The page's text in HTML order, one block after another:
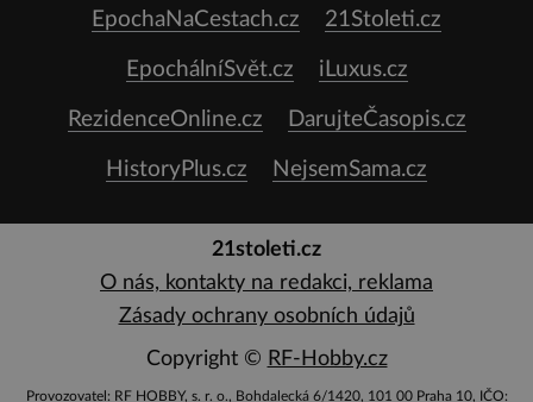
EpochaNaCestach.cz 21Stoleti.cz
EpochálníSvět.cz iLuxus.cz
RezidenceOnline.cz DarujteČasopis.cz
HistoryPlus.cz NejsemSama.cz
21stoleti.cz
O nás, kontakty na redakci, reklama
Zásady ochrany osobních údajů
Copyright © RF-Hobby.cz
Provozovatel: RF HOBBY, s. r. o., Bohdalecká 6/1420, 101 00 Praha 10, IČO: